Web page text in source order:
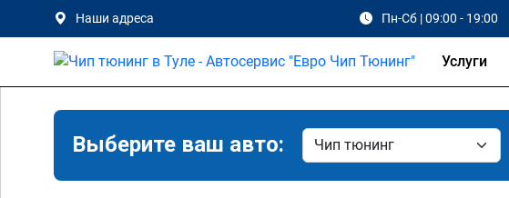
Наши адреса Пн-Сб | 09:00 - 19:00
Услуги
Выберите ваш авто: